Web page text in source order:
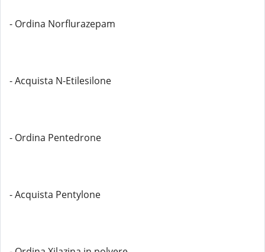
- Ordina Norflurazepam
- Acquista N-Etilesilone
- Ordina Pentedrone
- Acquista Pentylone